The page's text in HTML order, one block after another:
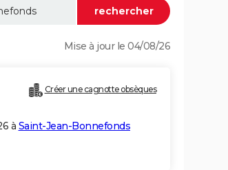
Mise à jour le 04/08/26
Créer une cagnotte obsèques
à Saint-Jean-Bonnefonds